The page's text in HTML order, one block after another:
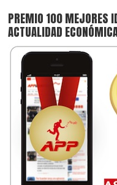
PREMIO 100 MEJORES
ACTUALIDAD